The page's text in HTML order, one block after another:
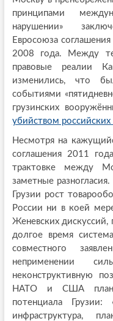
принципами
нарушении»
Евросоюза
2008 года. Между
правовые реалии
изменились, что
событиями
грузинских
убийством
Несмотря на
соглашения 2011
трактовке между
заметные
Грузии рост
России ни в коей
Женевских дискуссий,
долгое время
совместного
неприменении
неконструктивную
НАТО и США
потенциала Грузии:
инфраструктура,